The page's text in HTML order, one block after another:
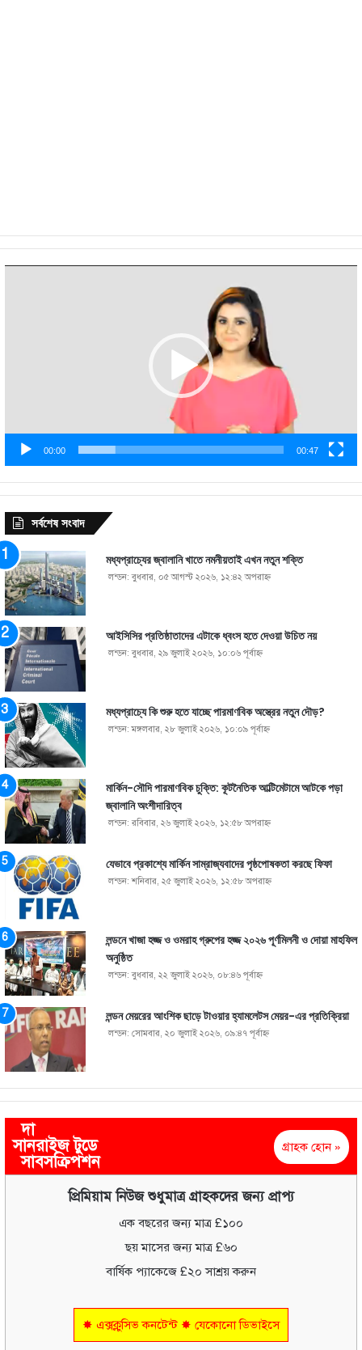
00:00 00:47
সর্বশেষ সংবাদ
মধ্যপ্রাচ্যের জ্বালানি খাতে নমনীয়তাই এখন নতুন শক্তি
লন্ডন: বুধবার, ০৫ আগস্ট ২০২৬, ১২:৪২ অপরাহ্ণ
আইসিসির প্রতিষ্ঠাতাদের এটাকে ধ্বংস হতে দেওয়া উচিত নয়
লন্ডন: বুধবার, ২৯ জুলাই ২০২৬, ১০:০৬ পূর্বাহ্ণ
মধ্যপ্রাচ্যে কি শুরু হতে যাচ্ছে পারমাণবিক অস্ত্রের নতুন দৌড়?
লন্ডন: মঙ্গলবার, ২৮ জুলাই ২০২৬, ১০:০৯ পূর্বাহ্ণ
মার্কিন-সৌদি পারমাণবিক চুক্তি: কূটনৈতিক আল্টিমেটামে আটকে পড়া
জ্বালানি অংশীদারিত্ব
লন্ডন: রবিবার, ২৬ জুলাই ২০২৬, ১২:৫৮ অপরাহ্ণ
যেভাবে প্রকাশ্যে মার্কিন সাম্রাজ্যবাদের পৃষ্ঠপোষকতা করছে ফিফা
লন্ডন: শনিবার, ২৫ জুলাই ২০২৬, ১২:৫৮ অপরাহ্ণ
লন্ডনে খাজা হজ্জ ও ওমরাহ গ্রুপের হজ্জ ২০২৬ পূর্ণমিলনী ও দোয়া মাহফিল
অনুষ্ঠিত
লন্ডন: বুধবার, ২২ জুলাই ২০২৬, ০৮:৪৬ পূর্বাহ্ণ
লন্ডন মেয়রের আংশিক ছাড়ে টাওয়ার হ্যামলেটস মেয়র-এর প্রতিক্রিয়া
লন্ডন: সোমবার, ২০ জুলাই ২০২৬, ০৯:৪৭ পূর্বাহ্ণ
দা
সানরাইজ টুডে
সাবসক্রিপশন
গ্রাহক হোন »
প্রিমিয়াম নিউজ শুধুমাত্র গ্রাহকদের জন্য প্রাপ্য
এক বছরের জন্য মাত্র £১০০
ছয় মাসের জন্য মাত্র £৬০
বার্ষিক প্যাকেজে £২০ সাশ্রয় করুন
✸ এক্সক্লুসিভ কনটেন্ট ✸ যেকোনো ডিভাইসে